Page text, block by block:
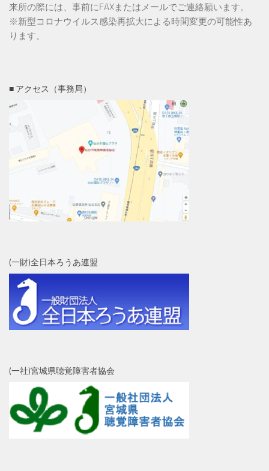
来所の際には、事前にFAXまたはメールでご連絡願います。
※新型コロナウイルス感染再拡大による時間変更の可能性あ
ります。
■ アクセス（事務局）
(一財)全日本ろうあ連盟
(一社)宮城県聴覚障害者協会